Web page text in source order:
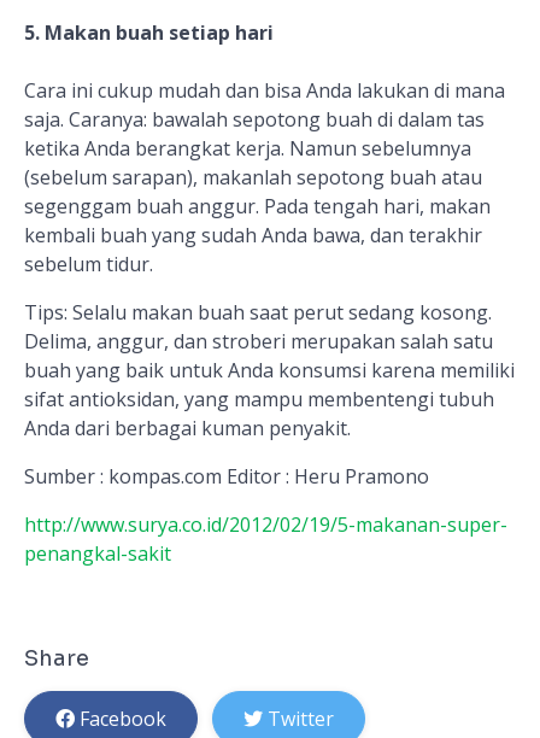
5. Makan buah setiap hari
Cara ini cukup mudah dan bisa Anda lakukan di mana
saja. Caranya: bawalah sepotong buah di dalam tas
ketika Anda berangkat kerja. Namun sebelumnya
(sebelum sarapan), makanlah sepotong buah atau
segenggam buah anggur. Pada tengah hari, makan
kembali buah yang sudah Anda bawa, dan terakhir
sebelum tidur.
Tips: Selalu makan buah saat perut sedang kosong.
Delima, anggur, dan stroberi merupakan salah satu
buah yang baik untuk Anda konsumsi karena memiliki
sifat antioksidan, yang mampu membentengi tubuh
Anda dari berbagai kuman penyakit.
Sumber : kompas.com Editor : Heru Pramono
http://www.surya.co.id/2012/02/19/5-makanan-super-
penangkal-sakit
Share
Facebook Twitter